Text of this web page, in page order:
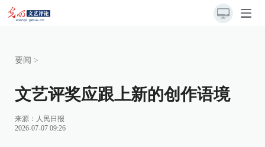
要闻 >
文艺评奖应跟上新的创作语境
来源： 人民日报
2026-07-07 09:26